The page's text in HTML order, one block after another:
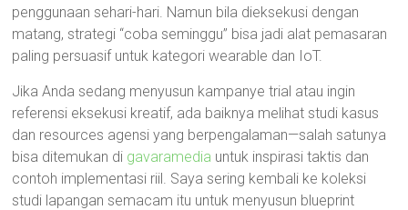
penggunaan sehari-hari. Namun bila dieksekusi dengan
matang, strategi “coba seminggu” bisa jadi alat pemasaran
paling persuasif untuk kategori wearable dan IoT.
Jika Anda sedang menyusun kampanye trial atau ingin
referensi eksekusi kreatif, ada baiknya melihat studi kasus
dan resources agensi yang berpengalaman—salah satunya
bisa ditemukan di gavaramedia untuk inspirasi taktis dan
contoh implementasi riil. Saya sering kembali ke koleksi
studi lapangan semacam itu untuk menyusun blueprint